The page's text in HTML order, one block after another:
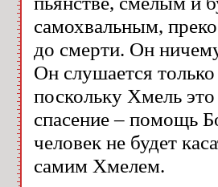
самохвальным,
до смерти. Он
Он слушается
поскольку Хмель это
спасение – помощь
человек не будет
самим Хмелем.